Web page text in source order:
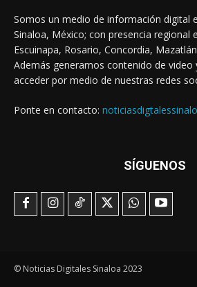
Somos un medio de información digital
Sinaloa, México; con presencia regional
Escuinapa, Rosario, Concordia,
Además generamos contenido de video
acceder por medio de nuestras redes
Ponte en contacto:
SÍGUENOS
© Noticias Digitales Sinaloa 2023